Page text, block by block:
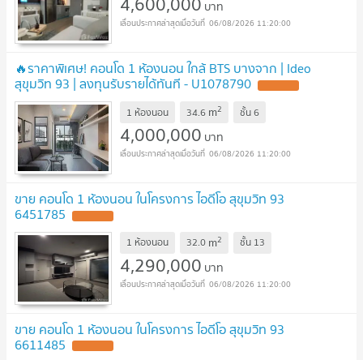
บาท
06/08/2026 11:20:00
🔥ราคาพิเศษ! คอนโด 1 ห้องนอน ใกล้ BTS บางจาก | Ideo
สุขุมวิท 93 | ลงทุนรับรายได้ทันที - U1078790
1 ห้องนอน 34.6 m2 ชั้น6
4,000,000 บาท
06/08/2026 11:20:00
ขาย คอนโด 1 ห้องนอน ในโครงการ ไอดีโอ สุขุมวิท 93
6451785
1 ห้องนอน 32.0 m2 ชั้น 13
4,290,000 บาท
06/08/2026 11:20:00
ขาย คอนโด 1 ห้องนอน ในโครงการ ไอดีโอ สุขุมวิท 93
6611485